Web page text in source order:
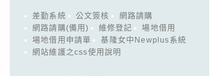
差勤系統 公文簽核
網路請購
網路請購(備用)
維修登記
場地借用
場地借用申請單
基隆女中Newplus系統
網站維護之css使用說明